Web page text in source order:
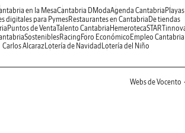
en la MesaCantabria DModaAgenda CantabriaPlayas
digitales para PymesRestaurantes en CantabriaDe tiendas
Puntos de VentaTalento CantabriaHemeroteca
SosteniblesRacingForo EconómicoEmpleo Cantabria
Carlos AlcarazLotería de NavidadLotería del Niño
Webs de Vocento